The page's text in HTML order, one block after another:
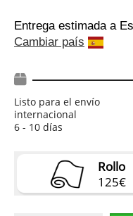
Entrega estimada a
Cambiar país
Listo para el envío
internacional
6 - 10 días
Rollo
125€